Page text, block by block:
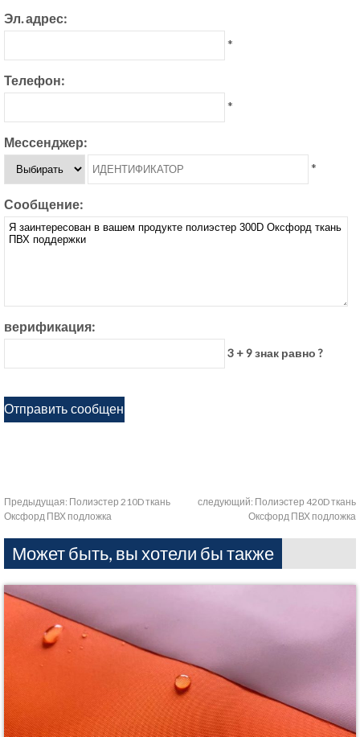
Эл. адрес:
*
Телефон:
*
Мессенджер:
*
Сообщение:
верификация:
3 + 9 знак равно ?
Предыдущая: Полиэстер 210D ткань
Оксфорд ПВХ подложка
следующий: Полиэстер 420D ткань
Оксфорд ПВХ подложка
Может быть, вы хотели бы также